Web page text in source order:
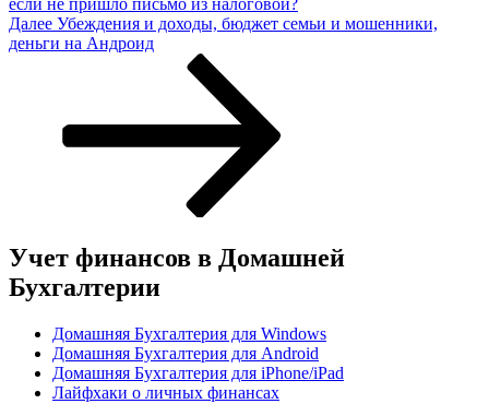
если не пришло письмо из налоговой?
Следующая
запись
Далее Убеждения и доходы, бюджет семьи и мошенники,
деньги на Андроид
Учет финансов в Домашней
Бухгалтерии
Домашняя Бухгалтерия для Windows
Домашняя Бухгалтерия для Android
Домашняя Бухгалтерия для iPhone/iPad
Лайфхаки о личных финансах